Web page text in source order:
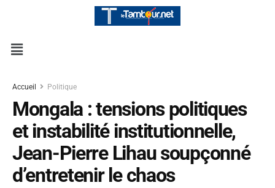
Accueil Politique
Mongala : tensions politiques
et instabilité institutionnelle,
Jean-Pierre Lihau soupçonné
d’entretenir le chaos